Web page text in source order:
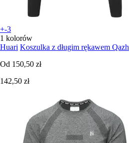
+-3
1 kolorów
Huari Koszulka z długim rękawem Qazh
Od 150,50 zł
142,50 zł